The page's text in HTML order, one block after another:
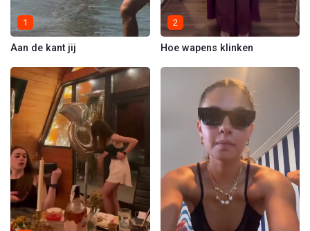
1
Aan de kant jij
2
Hoe wapens klinken